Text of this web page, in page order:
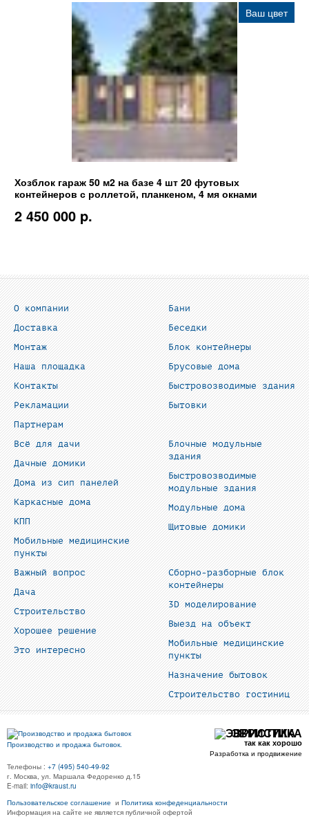
Ваш цвет
Хозблок гараж 50 м2 на базе 4 шт 20 футовых
контейнеров с роллетой, планкеном, 4 мя окнами
2 450 000 p.
О компании
Доставка
Монтаж
Наша площадка
Контакты
Рекламации
Партнерам
Бани
Беседки
Блок контейнеры
Брусовые дома
Быстровозводимые здания
Бытовки
Всё для дачи
Дачные домики
Дома из сип панелей
Каркасные дома
КПП
Мобильные медицинские
пункты
Блочные модульные
здания
Быстровозводимые
модульные здания
Модульные дома
Щитовые домики
Важный вопрос
Дача
Строительство
Хорошее решение
Это интересно
Сборно-разборные блок
контейнеры
3D моделирование
Выезд на объект
Мобильные медицинские
пункты
Назначение бытовок
Строительство гостиниц
Производство и продажа бытовок.
ЭВРИСТИКА
так как хорошо
Разработка и продвижение
Телефоны : +7 (495) 540-49-92
г. Москва, ул. Маршала Федоренко д.15
E-mail: info@kraust.ru
Пользовательское соглашение и Политика конфеденциальности
Информация на сайте не является публичной офертой